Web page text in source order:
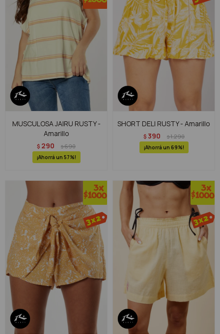
MUSCULOSA JAIRU RUSTY -
Amarillo
$ 290 $690
57
SHORT DELI RUSTY - Amarillo
$ 390 $1.290
69